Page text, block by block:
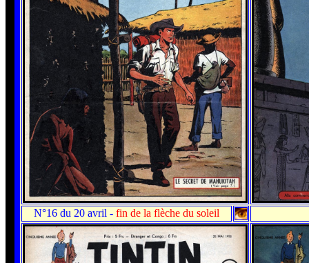
N°16 du 20 avril - fin de la flèche du soleil